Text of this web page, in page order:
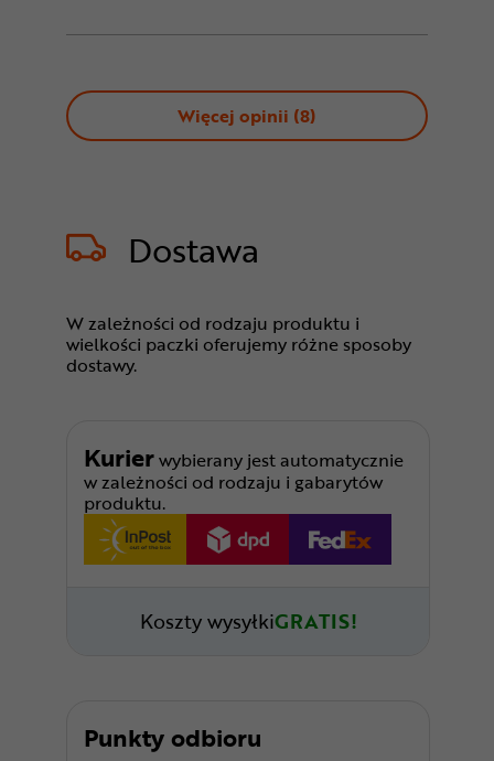
Więcej opinii (8)
Dostawa
W zależności od rodzaju produktu i
wielkości paczki oferujemy różne sposoby
dostawy.
Kurierwybierany jest automatycznie
w zależności od rodzaju i gabarytów
produktu.
Koszty wysyłkiGRATIS!
Punkty odbioru